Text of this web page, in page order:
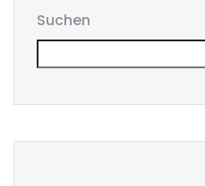
Suchen